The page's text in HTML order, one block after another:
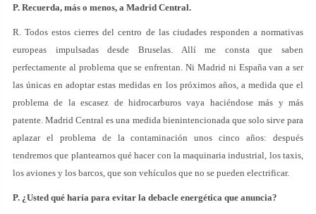
P. Recuerda, más o menos, a Madrid Central.
R. Todos estos cierres del centro de las ciudades responden a normativas
europeas impulsadas desde Bruselas. Allí me consta que saben
perfectamente al problema que se enfrentan. Ni Madrid ni España van a ser
las únicas en adoptar estas medidas en los próximos años, a medida que el
problema de la escasez de hidrocarburos vaya haciéndose más y más
patente. Madrid Central es una medida bienintencionada que solo sirve para
aplazar el problema de la contaminación unos cinco años: después
tendremos que plantearnos qué hacer con la maquinaria industrial, los taxis,
los aviones y los barcos, que son vehículos que no se pueden electrificar.
P. ¿Usted qué haría para evitar la debacle energética que anuncia?